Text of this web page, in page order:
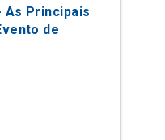
As Principais
de